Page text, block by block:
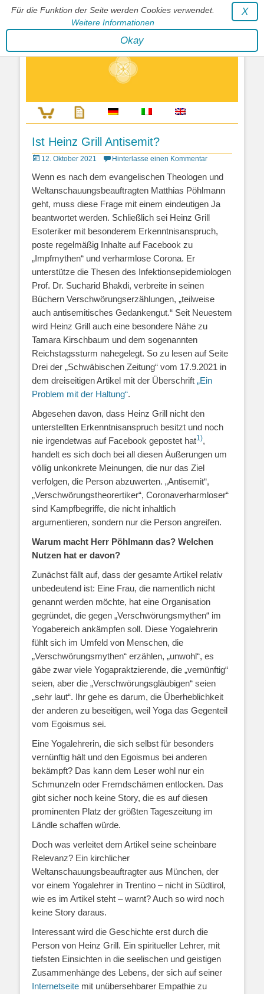
Für die Funktion der Seite werden Cookies verwendet.
Weitere Informationen
X
Okay
Stephan Wunderlich Verlag
Literatur zur Förderung der Gestaltfähigkeit des Lebens
Ist Heinz Grill Antisemit?
Posted
12. Oktober 2021 Hinterlasse einen Kommentar
Wenn es nach dem evangelischen Theologen und
Weltanschauungsbeauftragten Matthias Pöhlmann
geht, muss diese Frage mit einem eindeutigen Ja
beantwortet werden. Schließlich sei Heinz Grill
Esoteriker mit besonderem Erkenntnisanspruch,
poste regelmäßig Inhalte auf Facebook zu
„Impfmythen“ und verharmlose Corona. Er
unterstütze die Thesen des Infektionsepidemiologen
Prof. Dr. Sucharid Bhakdi, verbreite in seinen
Büchern Verschwörungserzählungen, „teilweise
auch antisemitisches Gedankengut.“ Seit Neuestem
wird Heinz Grill auch eine besondere Nähe zu
Tamara Kirschbaum und dem sogenannten
Reichstagssturm nahegelegt. So zu lesen auf Seite
Drei der „Schwäbischen Zeitung“ vom 17.9.2021 in
dem dreiseitigen Artikel mit der Überschrift „Ein
Problem mit der Haltung“.
Abgesehen davon, dass Heinz Grill nicht den
unterstellten Erkenntnisanspruch besitzt und noch
nie irgendetwas auf Facebook gepostet hat1),
handelt es sich doch bei all diesen Äußerungen um
völlig unkonkrete Meinungen, die nur das Ziel
verfolgen, die Person abzuwerten. „Antisemit“,
„Verschwörungstheorertiker“, Coronaverharmloser“
sind Kampfbegriffe, die nicht inhaltlich
argumentieren, sondern nur die Person angreifen.
Warum macht Herr Pöhlmann das? Welchen
Nutzen hat er davon?
Zunächst fällt auf, dass der gesamte Artikel relativ
unbedeutend ist: Eine Frau, die namentlich nicht
genannt werden möchte, hat eine Organisation
gegründet, die gegen „Verschwörungsmythen“ im
Yogabereich ankämpfen soll. Diese Yogalehrerin
fühlt sich im Umfeld von Menschen, die
„Verschwörungsmythen“ erzählen, „unwohl“, es
gäbe zwar viele Yogapraktzierende, die „vernünftig“
seien, aber die „Verschwörungsgläubigen“ seien
„sehr laut“. Ihr gehe es darum, die Überheblichkeit
der anderen zu beseitigen, weil Yoga das Gegenteil
vom Egoismus sei.
Eine Yogalehrerin, die sich selbst für besonders
vernünftig hält und den Egoismus bei anderen
bekämpft? Das kann dem Leser wohl nur ein
Schmunzeln oder Fremdschämen entlocken. Das
gibt sicher noch keine Story, die es auf diesen
prominenten Platz der größten Tageszeitung im
Ländle schaffen würde.
Doch was verleitet dem Artikel seine scheinbare
Relevanz? Ein kirchlicher
Weltanschauungsbeauftragter aus München, der
vor einem Yogalehrer in Trentino – nicht in Südtirol,
wie es im Artikel steht – warnt? Auch so wird noch
keine Story daraus.
Interessant wird die Geschichte erst durch die
Person von Heinz Grill. Ein spiritueller Lehrer, mit
tiefsten Einsichten in die seelischen und geistigen
Zusammenhänge des Lebens, der sich auf seiner
Internetseite mit unübersehbarer Empathie zu